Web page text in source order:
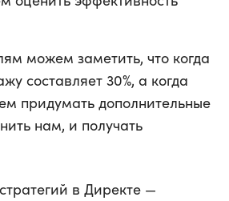
можем заметить, что когда
составляет 30%, а когда
придумать дополнительные
нам, и получать
в Директе —